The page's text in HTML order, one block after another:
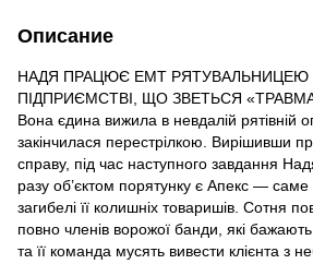
Описание
НАДЯ ПРАЦЮЄ ЕМТ РЯТУВАЛЬНИЦЕЮ
ПІДПРИЄМСТВІ, ЩО ЗВЕТЬСЯ
Вона єдина вижила в невдалій рятівній
закінчилася перестрілкою. Вирішивши
справу, під час наступного завдання
разу об’єктом порятунку є Апекс —
загибелі її колишніх товаришів. Сотня
повно членів ворожої банди, які
та її команда мусять вивести клієнта з